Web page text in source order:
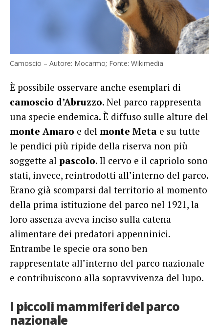
Camoscio – Autore: Mocarmo; Fonte: Wikimedia
È possibile osservare anche esemplari di
camoscio d’Abruzzo. Nel parco rappresenta
una specie endemica. È diffuso sulle alture del
monte Amaro e del monte Meta e su tutte
le pendici più ripide della riserva non più
soggette al pascolo. Il cervo e il capriolo sono
stati, invece, reintrodotti all’interno del parco.
Erano già scomparsi dal territorio al momento
della prima istituzione del parco nel 1921, la
loro assenza aveva inciso sulla catena
alimentare dei predatori appenninici.
Entrambe le specie ora sono ben
rappresentate all’interno del parco nazionale
e contribuiscono alla sopravvivenza del lupo.
I piccoli mammiferi del parco
nazionale